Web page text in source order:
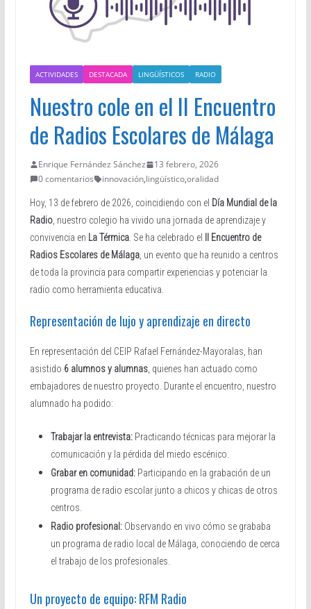
ACTIVIDADES DESTACADA LINGÜÍSTICOS RADIO
Nuestro cole en el II Encuentro
de Radios Escolares de Málaga
Enrique Fernández Sánchez
13 febrero, 2026
0 comentarios
innovación,lingüístico,oralidad
Hoy, 13 de febrero de 2026, coincidiendo con el Día Mundial de la
Radio, nuestro colegio ha vivido una jornada de aprendizaje y
convivencia en La Térmica. Se ha celebrado el
II Encuentro de
Radios Escolares de Málaga, un evento que ha reunido a centros
de toda la provincia para compartir experiencias y potenciar la
radio como herramienta educativa.
Representación de lujo y aprendizaje en directo
En representación del CEIP Rafael Fernández-Mayoralas, han
asistido 6 alumnos y alumnas, quienes han actuado como
embajadores de nuestro proyecto. Durante el encuentro, nuestro
alumnado ha podido:
Trabajar la entrevista:Practicando técnicas para mejorar la
comunicación y la pérdida del miedo escénico.
Grabar en comunidad:Participando en la grabación de un
programa de radio escolar junto a chicos y chicas de otros
centros.
Radio profesional:Observando en vivo cómo se grababa
un programa de radio local de Málaga, conociendo de cerca
el trabajo de los profesionales.
Un proyecto de equipo: RFM Radio